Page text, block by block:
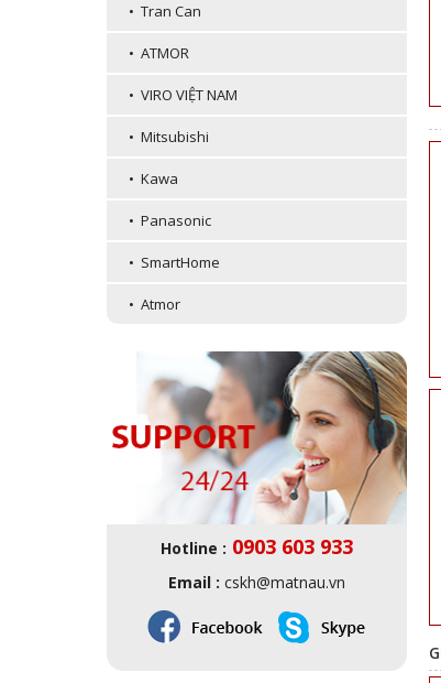
• Tran Can
• ATMOR
• VIRO VIỆT NAM
• Mitsubishi
• Kawa
• Panasonic
• SmartHome
• Atmor
Hotline : 0903 603 933
Email : cskh@matnau.vn